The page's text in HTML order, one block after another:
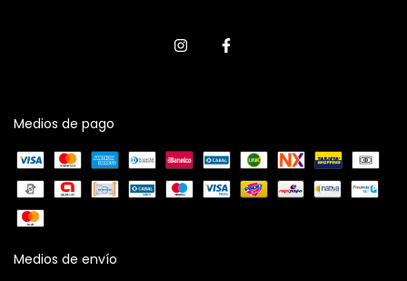
Medios de pago
Medios de envío